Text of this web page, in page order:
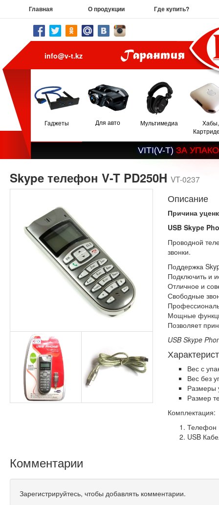
Главная О продукции Где купить?
info@v-t.kz
Гаджеты Для авто Мультимедиа
Хабы,
VITI(V-T) ЗА УПАКО
Skype телефон V-T PD250H VT-0237
Описание
Причина
USB Skype
Проводной
звонки.
Поддержка
Подключить и
Отличное и
Свободные
Мощные
Позволяет
USB Skype
Вес с
Вес без
Размеры
Размер
Комплектация:
Телефон
USB
Комментарии
Зарегистрируйтесь, чтобы добавлять комментарии.